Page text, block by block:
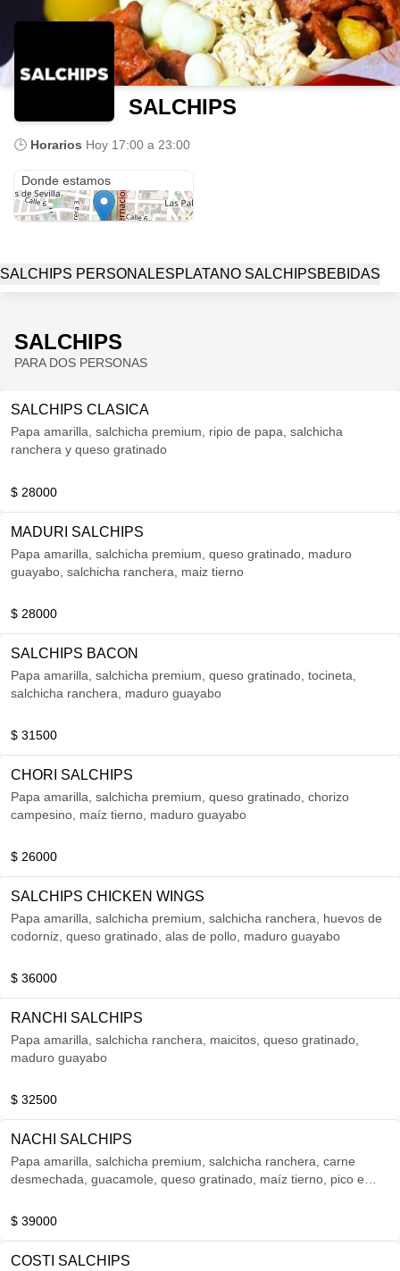
SALCHIPS
🕒 Horarios Hoy 17:00 a 23:00
Donde estamos
SALCHIPS PERSONALESPLATANO SALCHIPSBEBIDAS
SALCHIPS
PARA DOS PERSONAS
SALCHIPS CLASICA
Papa amarilla, salchicha premium, ripio de papa, salchicha
ranchera y queso gratinado
$ 28000
MADURI SALCHIPS
Papa amarilla, salchicha premium, queso gratinado, maduro
guayabo, salchicha ranchera, maiz tierno
$ 28000
SALCHIPS BACON
Papa amarilla, salchicha premium, queso gratinado, tocineta,
salchicha ranchera, maduro guayabo
$ 31500
CHORI SALCHIPS
Papa amarilla, salchicha premium, queso gratinado, chorizo
campesino, maíz tierno, maduro guayabo
$ 26000
SALCHIPS CHICKEN WINGS
Papa amarilla, salchicha premium, salchicha ranchera, huevos de
codorniz, queso gratinado, alas de pollo, maduro guayabo
$ 36000
RANCHI SALCHIPS
Papa amarilla, salchicha ranchera, maicitos, queso gratinado,
maduro guayabo
$ 32500
NACHI SALCHIPS
Papa amarilla, salchicha premium, salchicha ranchera, carne
desmechada, guacamole, queso gratinado, maíz tierno, pico e
$ 39000
COSTI SALCHIPS